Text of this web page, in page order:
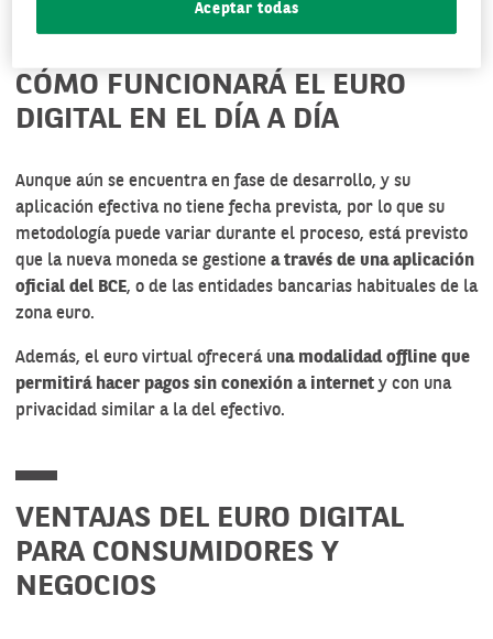
CÓMO FUNCIONARÁ EL EURO
DIGITAL EN EL DÍA A DÍA
Aunque aún se encuentra en fase de desarrollo, y su
aplicación efectiva no tiene fecha prevista, por lo que su
metodología puede variar durante el proceso, está previsto
que la nueva moneda se gestione a través de una aplicación
oficial del BCE, o de las entidades bancarias habituales de la
zona euro.
Además, el euro virtual ofrecerá una modalidad offline que
permitirá hacer pagos sin conexión a internet y con una
privacidad similar a la del efectivo.
VENTAJAS DEL EURO DIGITAL
PARA CONSUMIDORES Y
NEGOCIOS
Aceptar todas